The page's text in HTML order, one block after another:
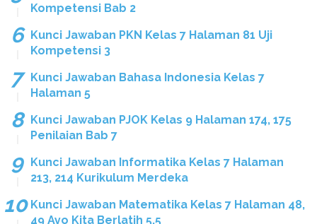
Kompetensi Bab 2
Kunci Jawaban PKN Kelas 7 Halaman 81 Uji
Kompetensi 3
Kunci Jawaban Bahasa Indonesia Kelas 7
Halaman 5
Kunci Jawaban PJOK Kelas 9 Halaman 174, 175
Penilaian Bab 7
Kunci Jawaban Informatika Kelas 7 Halaman
213, 214 Kurikulum Merdeka
Kunci Jawaban Matematika Kelas 7 Halaman 48,
49 Ayo Kita Berlatih 5.5